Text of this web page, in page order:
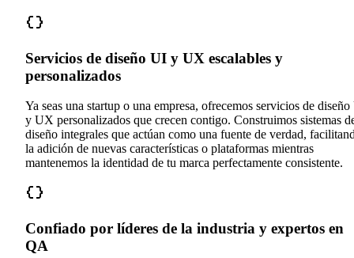
Servicios de diseño UI y UX escalables y
personalizados
Ya seas una startup o una empresa, ofrecemos servicios de
y UX personalizados que crecen contigo. Construimos sistemas
diseño integrales que actúan como una fuente de verdad,
la adición de nuevas características o plataformas mientras
mantenemos la identidad de tu marca perfectamente consistente.
Confiado por líderes de la industria y expertos en
QA